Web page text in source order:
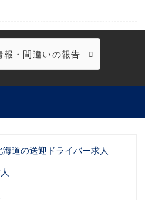
報・間違いの報告
海道の送迎ドライバー求人